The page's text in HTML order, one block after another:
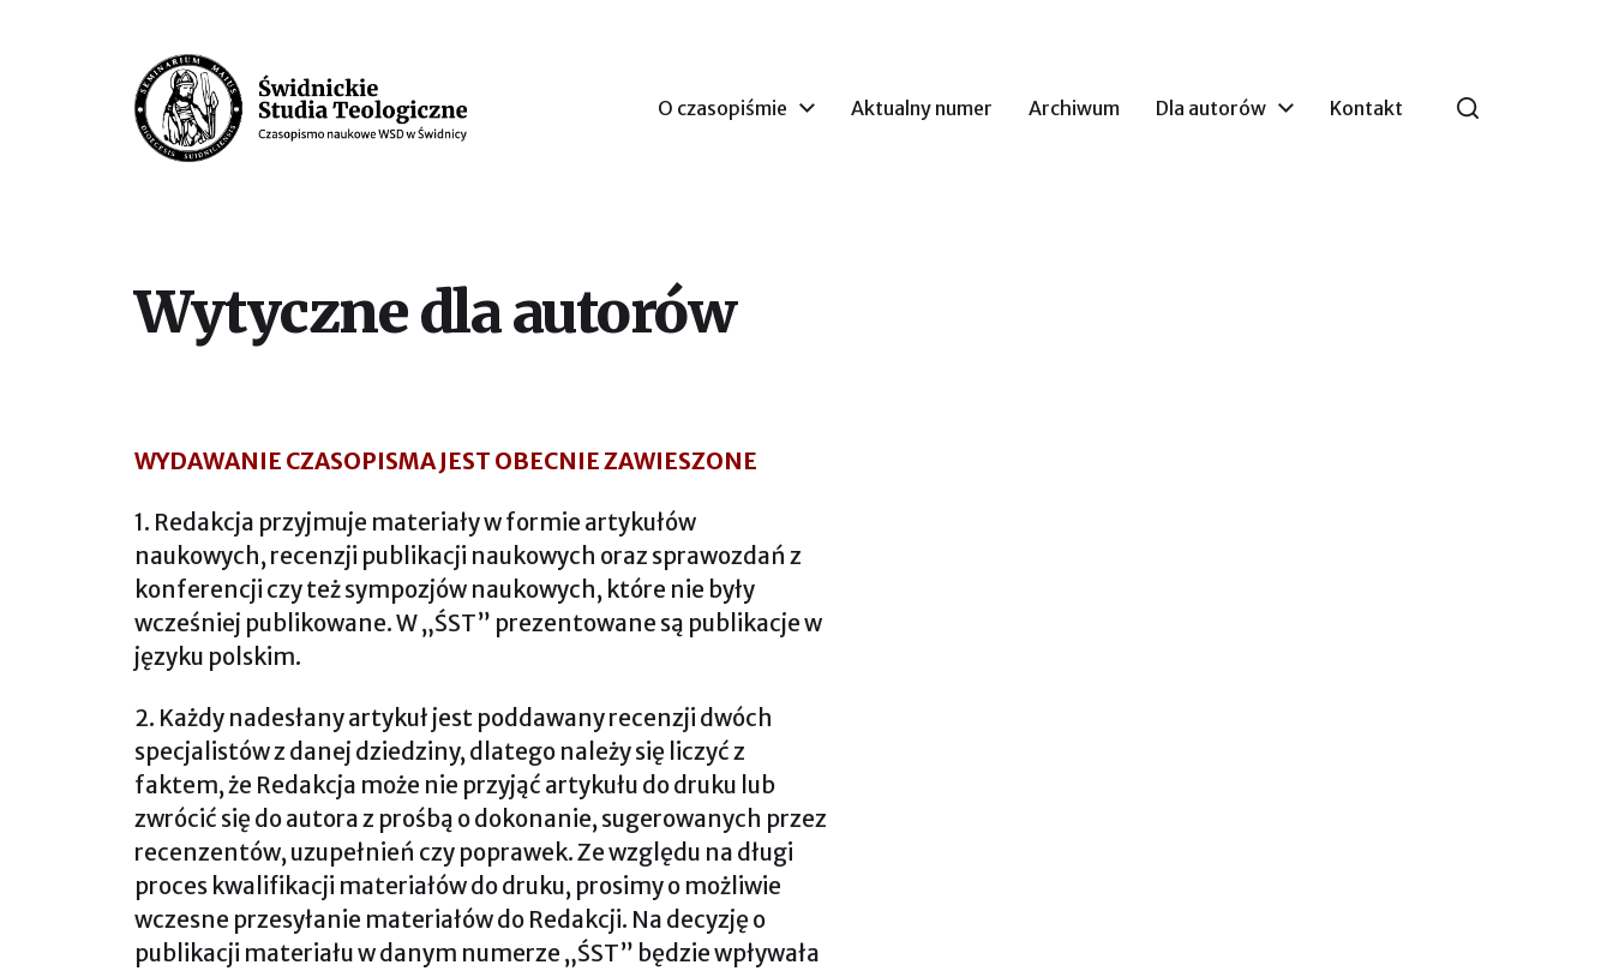
Czasopismo Naukowe Wyższego Seminarium Duchownego w Świdnicy
O czasopiśmie Aktualny numer Archiwum Dla autorów Kontakt
Wytyczne dla autorów
WYDAWANIE CZASOPISMA JEST OBECNIE ZAWIESZONE
1. Redakcja przyjmuje materiały w formie artykułów
naukowych, recenzji publikacji naukowych oraz sprawozdań z
konferencji czy też sympozjów naukowych, które nie były
wcześniej publikowane. W „ŚST” prezentowane są publikacje w
języku polskim.
2. Każdy nadesłany artykuł jest poddawany recenzji dwóch
specjalistów z danej dziedziny, dlatego należy się liczyć z
faktem, że Redakcja może nie przyjąć artykułu do druku lub
zwrócić się do autora z prośbą o dokonanie, sugerowanych przez
recenzentów, uzupełnień czy poprawek. Ze względu na długi
proces kwalifikacji materiałów do druku, prosimy o możliwie
wczesne przesyłanie materiałów do Redakcji. Na decyzję o
publikacji materiału w danym numerze „ŚST” będzie wpływała